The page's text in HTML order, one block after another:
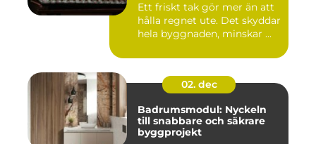
Ett friskt tak gör mer än att
hålla regnet ute. Det skyddar
hela byggnaden, minskar ...
02. dec
Badrumsmodul: Nyckeln
till snabbare och säkrare
byggprojekt